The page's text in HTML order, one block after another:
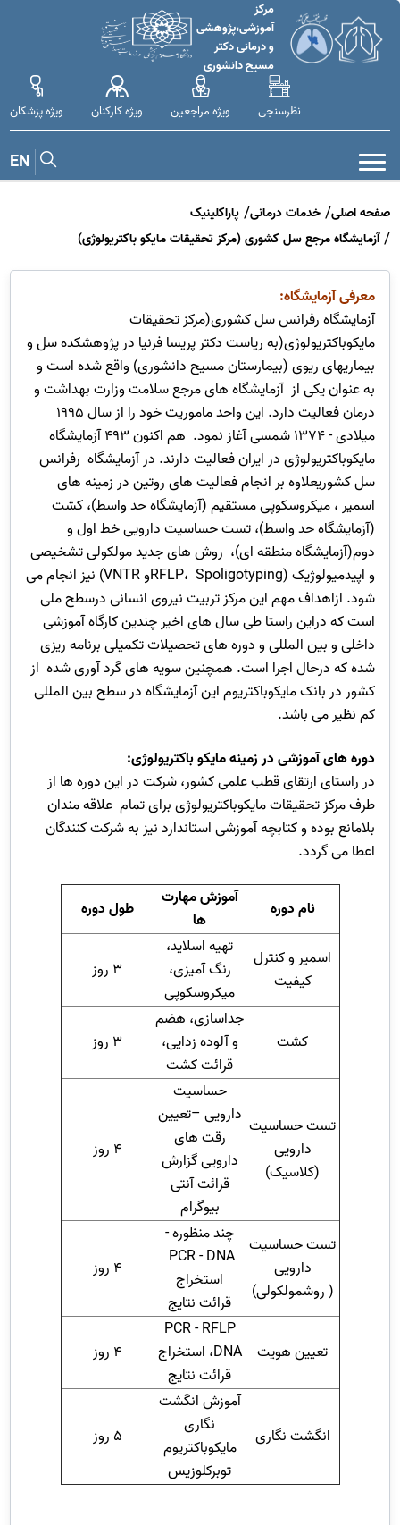
مرکز
آموزشی،پژوهشی
و درمانی دکتر
مسیح دانشوری
نظرسنجی ویژه مراجعین ویژه کارکنان ویژه پزشکان
EN
صفحه اصلی خدمات درمانی پاراکلینیک
آزمایشگاه مرجع سل کشوری (مرکز تحقیقات مایکو باکتریولوژی)
معرفی آزمایشگاه:
آزمایشگاه رفرانس سل کشوری(مرکز تحقیقات
مایکوباکتریولوژی(به ریاست دکتر پریسا فرنیا در پژوهشکده سل و
بیماریهای ریوی (بیمارستان مسیح دانشوری) واقع شده است و
به عنوان یکی از آزمایشگاه های مرجع سلامت وزارت بهداشت و
درمان فعالیت دارد. این واحد ماموریت خود را از سال 1995
میلادی - 1374 شمسی آغاز نمود. هم اکنون 493 آزمایشگاه
مایکوباکتریولوژی در ایران فعالیت دارند. در آزمایشگاه رفرانس
سل کشوریعلاوه بر انجام فعالیت های روتین در زمینه های
اسمیر ، میکروسکوپی مستقیم (آزمایشگاه حد واسط)، کشت
(آزمایشگاه حد واسط)، تست حساسیت دارویی خط اول و
دوم(آزمایشگاه منطقه ای)، روش های جدید مولکولی تشخیصی
و اپیدمیولوژیک (RFLP، Spoligotypingو VNTR) نیز انجام می
شود. ازاهداف مهم این مرکز تربیت نیروی انسانی درسطح ملی
است که دراین راستا طی سال های اخیر چندین کارگاه آموزشی
داخلی و بین المللی و دوره های تحصیلات تکمیلی برنامه ریزی
شده که درحال اجرا است. همچنین سویه های گرد آوری شده از
کشور در بانک مایکوباکتریوم این آزمایشگاه در سطح بین المللی
کم نظیر می باشد.
دوره های آموزشی در زمینه مایکو باکتریولوژی:
در راستای ارتقای قطب علمی کشور، شرکت در این دوره ها از
طرف مرکز تحقیقات مایکوباکتریولوژی برای تمام علاقه مندان
بلامانع بوده و کتابچه آموزشی استاندارد نیز به شرکت کنندگان
اعطا می گردد.
نام دوره
آموزش مهارت
ها
طول دوره
اسمیر و کنترل
کیفیت
تهیه اسلاید،
رنگ آمیزی،
میکروسکوپی
3 روز
کشت
جداسازی، هضم
و آلوده زدایی،
قرائت کشت
3 روز
تست حساسیت
دارویی
(کلاسیک)
حساسیت
دارویی –تعیین
رقت های
دارویی گزارش
قرائت آنتی
بیوگرام
4 روز
تست حساسیت
دارویی
)روشمولکولی(
چند منظوره -
استخراج
قرائت نتایج
4 روز
تعیین هویت
PCR - RFLP
،DNA استخراج
قرائت نتایج
4 روز
انگشت نگاری
آموزش انگشت
نگاری
مایکوباکتریوم
توبرکلوزیس
5 روز